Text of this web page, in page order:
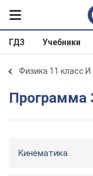
ГДЗ Учебники
Физика 11 класс
Кинематика